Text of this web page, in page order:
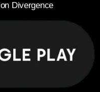
Divergence